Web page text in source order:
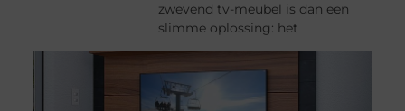
zwevend tv-meubel is dan een
slimme oplossing: het